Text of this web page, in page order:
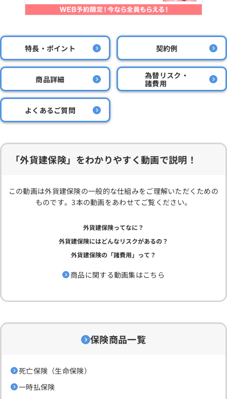
特長・ポイント 契約例
商品詳細
為替リスク・
諸費用
よくあるご質問
「外貨建保険」をわかりやすく動画で説明！
この動画は外貨建保険の一般的な仕組みをご理解いただくための
ものです。3本の動画をあわせてご覧ください。
外貨建保険ってなに？
外貨建保険にはどんなリスクがあるの？
外貨建保険の「諸費用」って？
商品に関する動画集はこちら
保険商品一覧
死亡保険（生命保険）
一時払保険